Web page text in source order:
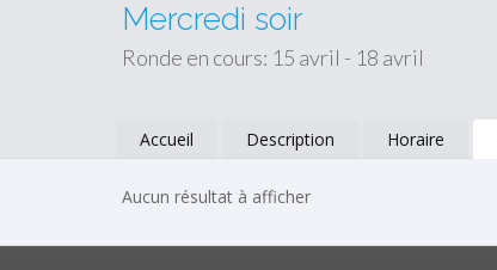
Mercredi soir
Ronde en cours: 15 avril - 18 avril
Accueil Description Horaire
Aucun résultat à afficher